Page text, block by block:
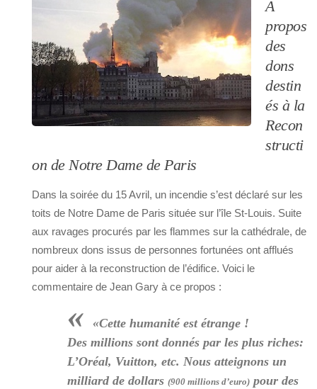
A
propos
des
dons
destin
és à la
Recon
structi
on de Notre Dame de Paris
Dans la soirée du 15 Avril, un incendie s’est déclaré sur les
toits de Notre Dame de Paris située sur l’île St-Louis. Suite
aux ravages procurés par les flammes sur la cathédrale, de
nombreux dons issus de personnes fortunées ont afflués
pour aider à la reconstruction de l’édifice. Voici le
commentaire de Jean Gary à ce propos :
«
«Cette humanité est étrange !
Des millions sont donnés par les plus riches:
L’Oréal, Vuitton, etc. Nous atteignons un
milliard de dollars (900 millions d’euro) pour des